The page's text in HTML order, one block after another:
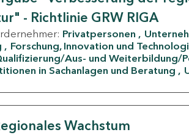
- Richtlinie GRW RIGA
Privatpersonen
Forschung, Innovation und
Aus- und Weiterbildung/
in Sachanlagen und Beratung
Wachstum